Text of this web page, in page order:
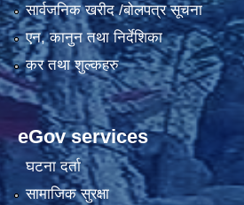
सार्वजनिक खरीद /बोलपत्र सूचना
एन, कानुन तथा निर्देशिका
कर तथा शुल्कहरु
eGov services
घटना दर्ता
सामाजिक सुरक्षा